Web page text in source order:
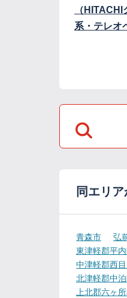
（
系・テレオ
同エリ
青森市 弘
東津軽郡平
中津軽郡西
北津軽郡中
上北郡六ヶ